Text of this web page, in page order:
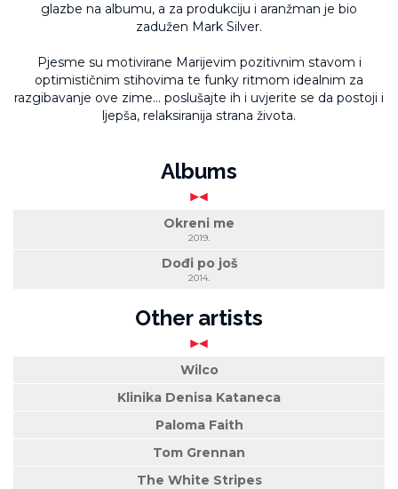
glazbe na albumu, a za produkciju i aranžman je bio
zadužen Mark Silver.
Pjesme su motivirane Marijevim pozitivnim stavom i
optimističnim stihovima te funky ritmom idealnim za
razgibavanje ove zime… poslušajte ih i uvjerite se da postoji i
ljepša, relaksiranija strana života.
Albums
Okreni me
2019.
Dođi po još
2014.
Other artists
Wilco
Klinika Denisa Kataneca
Paloma Faith
Tom Grennan
The White Stripes